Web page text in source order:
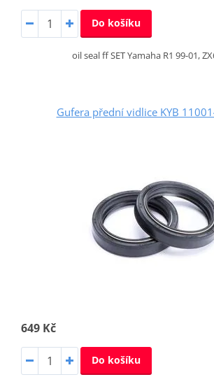
Do košíku
oil seal ff SET Yamaha R1 99-01,
Gufera přední vidlice KYB
649 Kč
Do košíku